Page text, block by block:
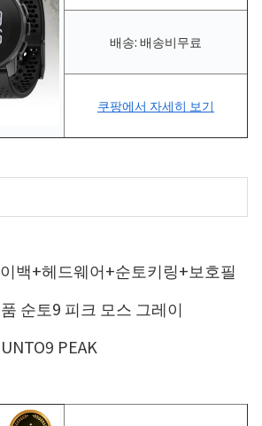
배송: 배송비무료
쿠팡에서 자세히 보기
백+헤드웨어+순토키링+보호필
순토9 피크 모스 그레이
PEAK